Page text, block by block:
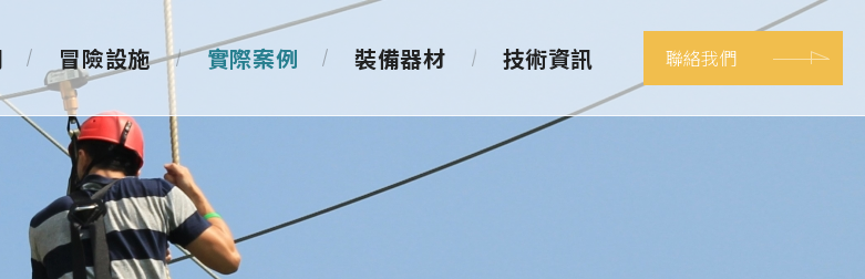
冒險設施 實際案例 裝備器材 技術資訊 聯絡我們